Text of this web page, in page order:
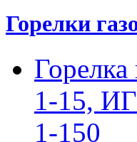
Горелки
1-15,
1-150